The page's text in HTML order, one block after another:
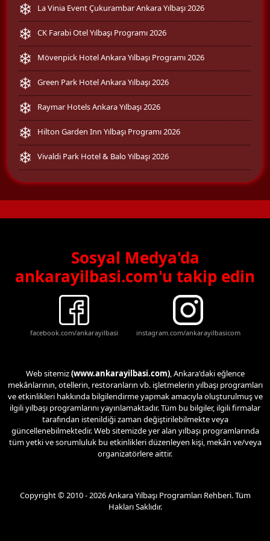
La Vinia Event Çukurambar Ankara Yılbaşı 2026
CK Farabi Otel Yılbaşı Programı 2026
Mövenpick Hotel Ankara Yılbaşı Programı 2026
Green Park Hotel Ankara Yılbaşı 2026
Raymar Hotels Ankara Yılbaşı 2026
Hilton Garden Inn Yılbaşı Programı 2026
Vivaldi Park Hotel & Balo Yılbaşı 2026
Sosyal Medya'da
ankarayilbasi.com'u takip edin
facebook.com/ankarayilbasi instagram.com/ankarayilbasicom
Web sitemiz(www.ankarayilbasi.com), Ankara'daki eğlence
mekânlarının, otellerin, restoranların vb. işletmelerin yılbaşı programları
ve etkinlikleri hakkında bilgilendirme yapmak amacıyla oluşturulmuş ve
ilgili yılbaşı programlarını yayınlamaktadır. Tüm bu bilgiler, ilgili firmalar
tarafından istenildiği zaman değiştirilebilmekte veya
güncellenebilmektedir. Web sitemizde yer alan yılbaşı programlarında
tüm yetki ve sorumluluk bu etkinlikleri düzenleyen kişi, mekân ve/veya
organizatörlere aittir.
Copyright © 2010 - 2026 Ankara Yılbaşı Programları Rehberi. Tüm
Hakları Saklıdır.